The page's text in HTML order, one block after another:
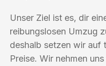
Unser Ziel ist es, dir
reibungslosen Umzug
deshalb setzen wir auf
Preise. Wir nehmen